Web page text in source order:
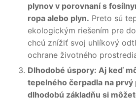
plynov v porovnaní s
ropa alebo plyn. Preto sú
ekologickým riešením pre
chcú znížiť svoj uhlíkový
ochrane životného
Dlhodobé úspory: Aj keď
tepelného čerpadla na prvý
dlhodobú základňu si